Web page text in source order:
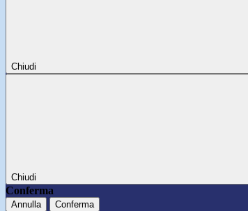
Chiudi
Chiudi
Conferma
Annulla Conferma